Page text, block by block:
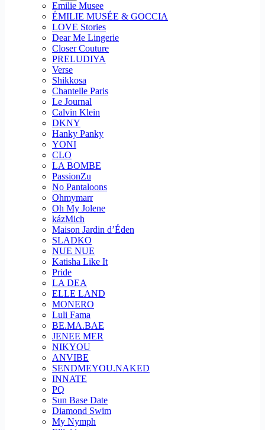
Emilie Musee
ÉMILIE MUSÉE & GOCCIA
LOVE Stories
Dear Me Lingerie
Closer Couture
PRELUDIYA
Verse
Shikkosa
Chantelle Paris
Le Journal
Calvin Klein
DKNY
Hanky Panky
YONI
CLO
LA BOMBE
PassionZu
No Pantaloons
Ohmymarr
Oh My Jolene
kázMich
Maison Jardin d’Éden
SLADKO
NUE NUE
Katisha Like It
Pride
LA DEA
ELLE LAND
MONERO
Luli Fama
BE.MA.BAE
JENEE MER
NIKYOU
ANVIBE
SENDMEYOU.NAKED
INNATE
PQ
Sun Base Date
Diamond Swim
My Nymph